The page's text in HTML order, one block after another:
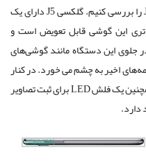
در ابتدا بیایید تا بدنه و طراحی گلکسی J5 را بررسی کنیم. گلکسی J5 دارای یک
این گوشی قابل تعویض است و
جلوی این دستگاه مانند گوشی‌های
اخیر به چشم می خورد. در کنار
بلندگوی داخلی این گوشی، دوربین جلو و همچنین یک فلش LED برای ثبت تصاویر